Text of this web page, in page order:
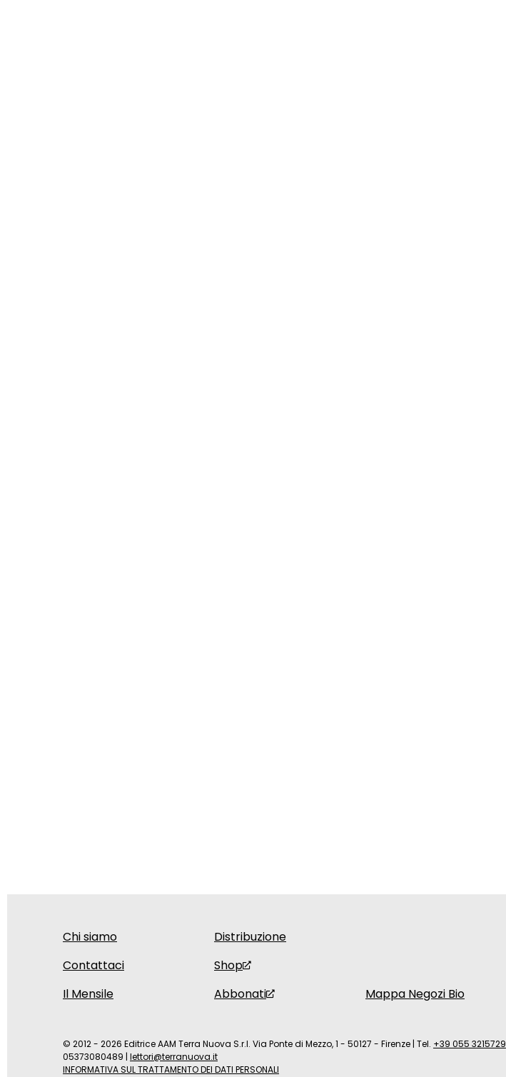
Chi siamo
Contattaci
Il Mensile
Distribuzione
Shop
Abbonati
Mappa Negozi Bio
© 2012 - 2026 Editrice AAM Terra Nuova S.r.l. Via Ponte di Mezzo, 1 - 50127 - Firenze | Tel. +39 055 3215729
05373080489 | lettori@terranuova.it
INFORMATIVA SUL TRATTAMENTO DEI DATI PERSONALI